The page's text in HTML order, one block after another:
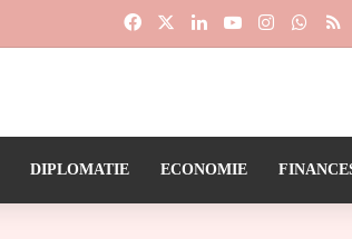
FacebookLinkedinYouTubeInstagram
DIPLOMATIE ECONOMIE